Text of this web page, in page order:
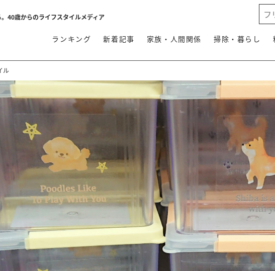
。40歳からのライフスタイルメディア
ランキング 新着記事 家族・人間関係 掃除・暮らし
ル